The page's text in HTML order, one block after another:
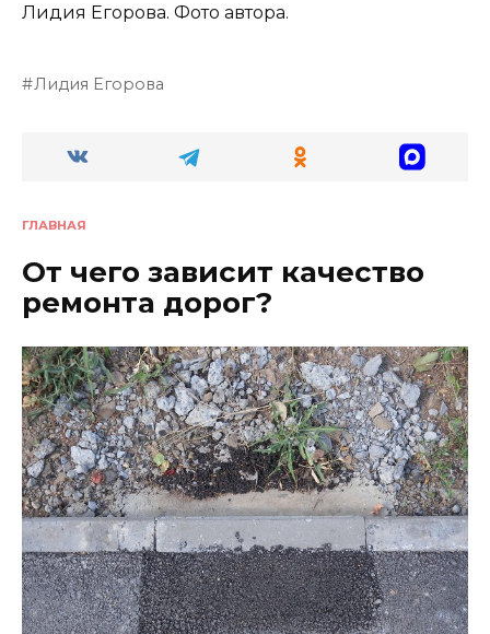
Лидия Егорова. Фото автора.
Лидия Егорова
ГЛАВНАЯ
От чего зависит качество
ремонта дорог?